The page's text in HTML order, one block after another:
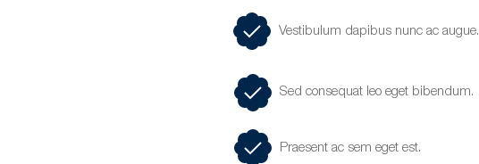
Vestibulum dapibus nunc ac augue.
Sed consequat leo eget bibendum.
Praesent ac sem eget est.